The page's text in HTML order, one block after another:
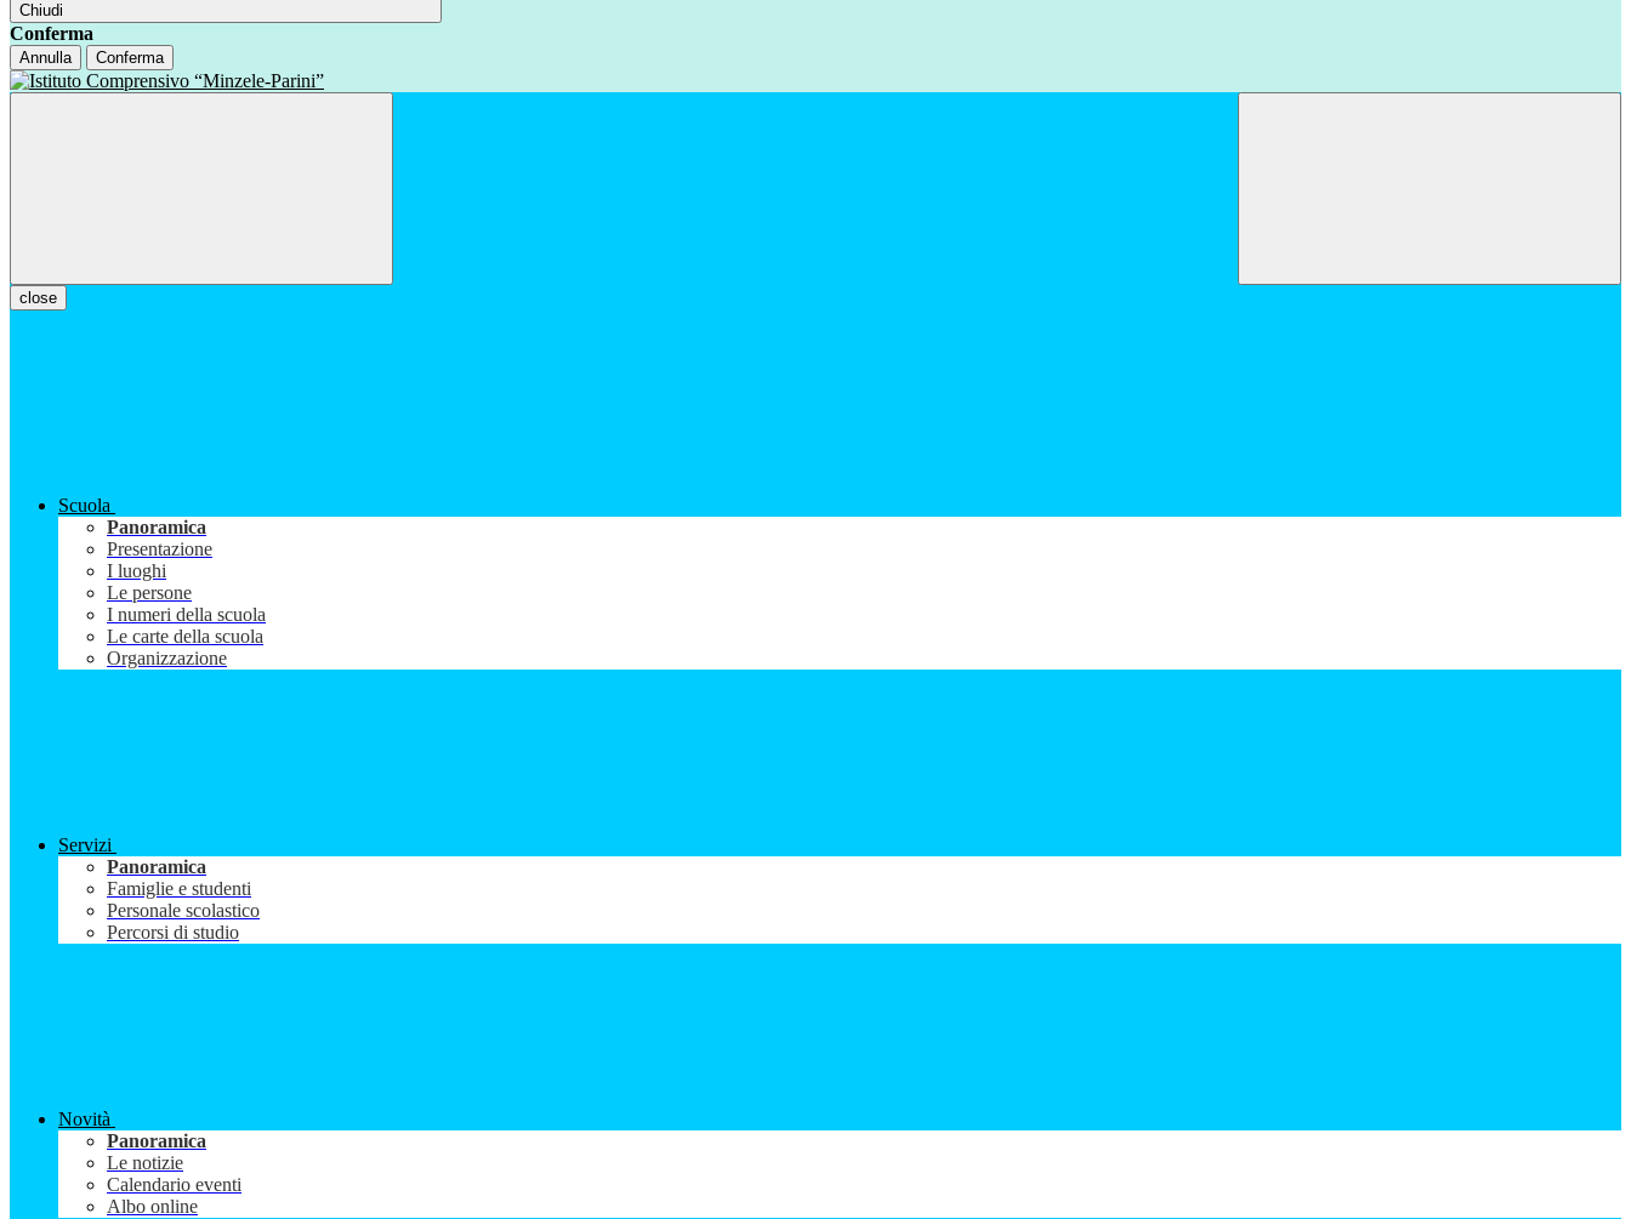
Chiudi
Conferma
Annulla Conferma
close
Scuola
Panoramica
Presentazione
I luoghi
Le persone
I numeri della scuola
Le carte della scuola
Organizzazione
Servizi
Panoramica
Famiglie e studenti
Personale scolastico
Percorsi di studio
Novità
Panoramica
Le notizie
Calendario eventi
Albo online